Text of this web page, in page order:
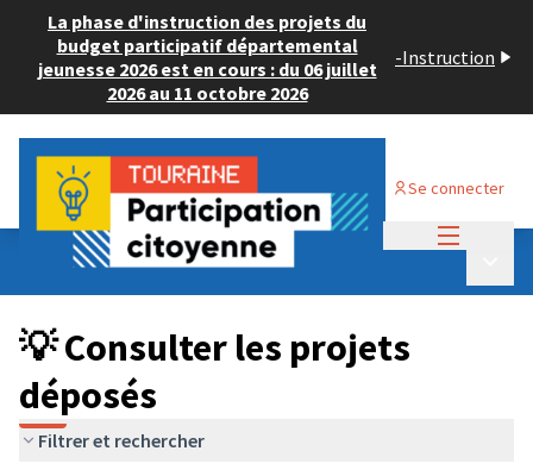
La phase d'instruction des projets du
budget participatif départemental
jeunesse 2026 est en cours : du 06 juillet
2026 au 11 octobre 2026
-Instruction
Se connecter
Budget Participatif JEUNESSE 2024
💡 Consulter les projets déposés
💡 Consulter les projets
déposés
Filtrer et rechercher